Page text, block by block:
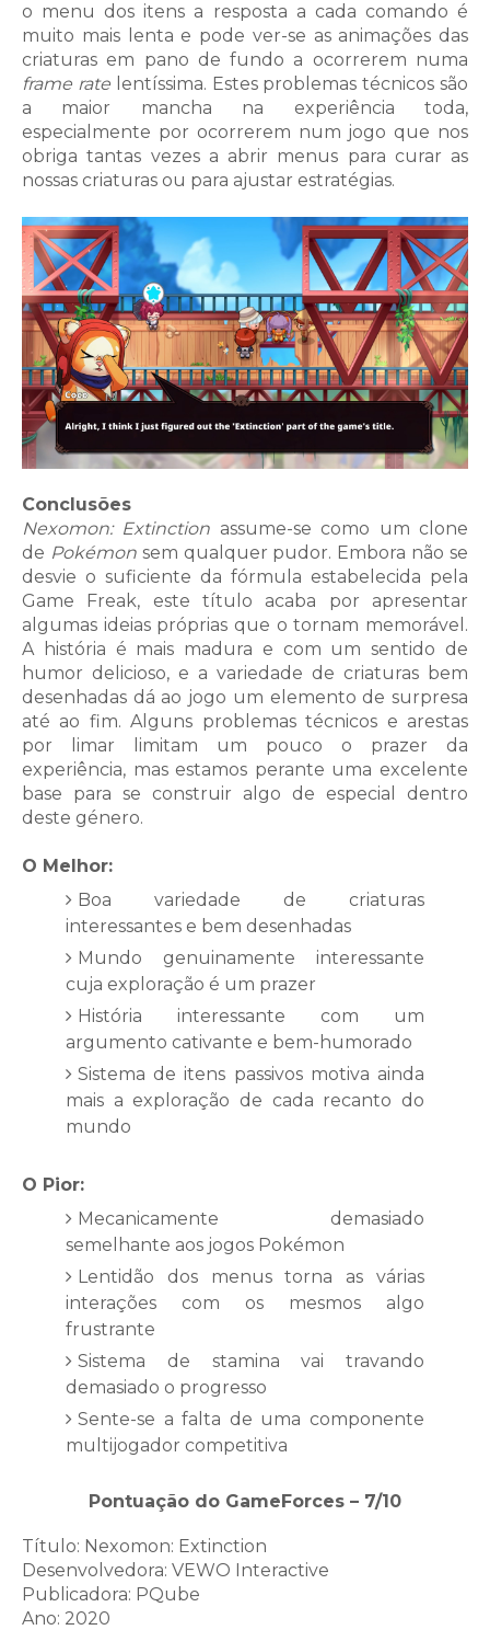
o menu dos itens a resposta a cada comando é
muito mais lenta e pode ver-se as animações das
criaturas em pano de fundo a ocorrerem numa
frame ratelentíssima. Estes problemas técnicos são
a maior mancha na experiência toda,
especialmente por ocorrerem num jogo que nos
obriga tantas vezes a abrir menus para curar as
nossas criaturas ou para ajustar estratégias.
Conclusões
Nexomon: Extinction assume-se como um clone
de Pokémonsem qualquer pudor. Embora não se
desvie o suficiente da fórmula estabelecida pela
Game Freak, este título acaba por apresentar
algumas ideias próprias que o tornam memorável.
A história é mais madura e com um sentido de
humor delicioso, e a variedade de criaturas bem
desenhadas dá ao jogo um elemento de surpresa
até ao fim. Alguns problemas técnicos e arestas
por limar limitam um pouco o prazer da
experiência, mas estamos perante uma excelente
base para se construir algo de especial dentro
deste género.
O Melhor:
Boa variedade de criaturas
interessantes e bem desenhadas
Mundo genuinamente interessante
cuja exploração é um prazer
História interessante com um
argumento cativante e bem-humorado
Sistema de itens passivos motiva ainda
mais a exploração de cada recanto do
mundo
O Pior:
Mecanicamente demasiado
semelhante aos jogos Pokémon
Lentidão dos menus torna as várias
interações com os mesmos algo
frustrante
Sistema de stamina vai travando
demasiado o progresso
Sente-se a falta de uma componente
multijogador competitiva
Pontuação do GameForces – 7/10
Título: Nexomon: Extinction
Desenvolvedora: VEWO Interactive
Publicadora: PQube
Ano: 2020